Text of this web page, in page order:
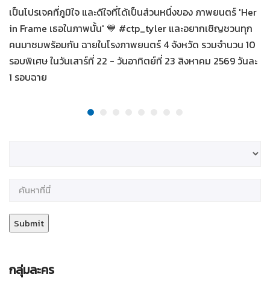
เป็นโปรเจคที่ภูมิใจ และดีใจที่ได้เป็นส่วนหนึ่งของ ภาพยนตร์ 'Her
in Frame เธอในภาพนั้น' 💙 #ctp_tyler และอยากเชิญชวนทุก
คนมาชมพร้อมกัน ฉายในโรงภาพยนตร์ 4 จังหวัด รวมจำนวน 10
รอบพิเศษ ในวันเสาร์ที่ 22 - วันอาทิตย์ที่ 23 สิงหาคม 2569 วันละ
1 รอบฉาย
กลุ่มละคร